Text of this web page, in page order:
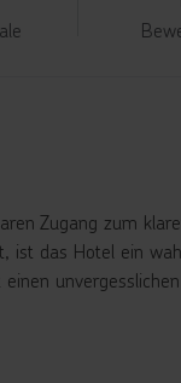
Zugang zum
das Hotel ein